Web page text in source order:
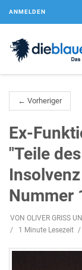
ANMELDEN
← Vorheriger
Ex-
"Teile
Nummer
VON OLIVER GRISS
1 Minute Lesezeit